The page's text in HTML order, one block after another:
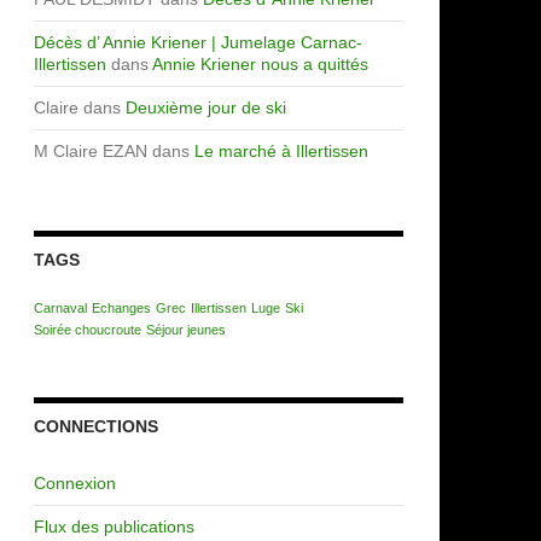
Décès d’ Annie Kriener | Jumelage Carnac-
Illertissen dansAnnie Kriener nous a quittés
Claire dans Deuxième jour de ski
M Claire EZAN dans Le marché à Illertissen
TAGS
Carnaval Echanges Grec Illertissen Luge Ski
Soirée choucroute Séjour jeunes
CONNECTIONS
Connexion
Flux des publications